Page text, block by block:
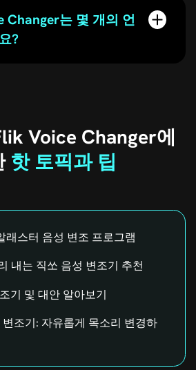
Changer는 몇 개의 언
?
Voice Changer에
핫 토픽과 팁
래스터 음성 변조 프로그램
내는 직쏘 음성 변조기 추천
기 및 대안 알아보기
조기: 자유롭게 목소리 변경하